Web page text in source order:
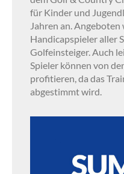
für Kinder und
Jahren an.
Handicapspieler aller
Golfeinsteiger. Auch
Spieler können von
profitieren, da das
abgestimmt wird.